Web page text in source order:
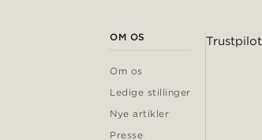
OM OS
Om os
Ledige stillinger
Nye artikler
Presse
Trustpilot